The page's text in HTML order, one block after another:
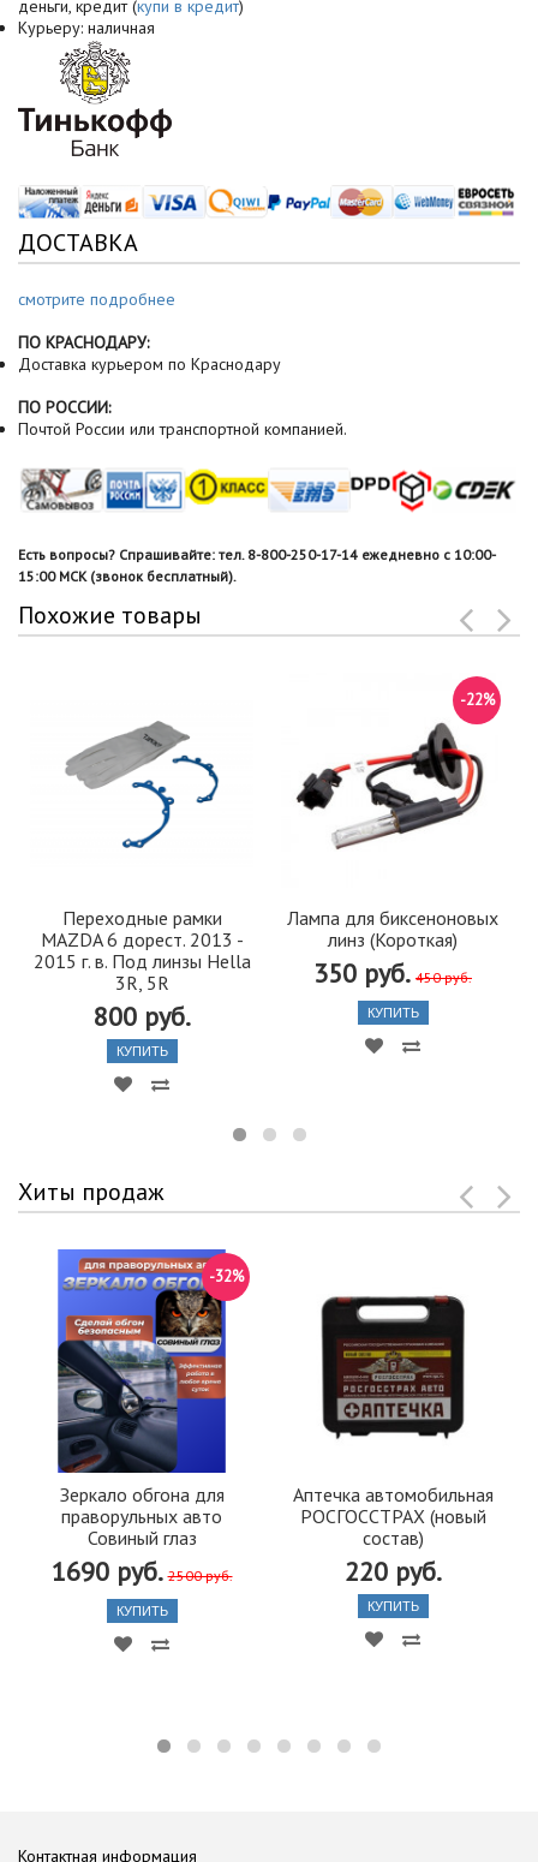
деньги, кредит (купи в кредит)
Курьеру: наличная
ДОСТАВКА
смотрите подробнее
ПО КРАСНОДАРУ:
Доставка курьером по Краснодару
ПО РОССИИ:
Почтой России или транспортной компанией.
Есть вопросы? Спрашивайте: тел. 8-800-250-17-14 ежедневно с 10:00-
15:00 МСК (звонок бесплатный).
Похожие товары
Переходные рамки
MAZDA 6 дорест. 2013 -
2015 г. в. Под линзы Hella
3R, 5R
800 руб.
КУПИТЬ
Лампа для биксеноновых
линз (Короткая)
350 руб. 450 руб.
-22%
КУПИТЬ
Хиты продаж
Зеркало обгона для
праворульных авто
Совиный глаз
1690 руб. 2500 руб.
-32%
КУПИТЬ
Аптечка автомобильная
РОСГОССТРАХ (новый
состав)
220 руб.
КУПИТЬ
Контактная информация